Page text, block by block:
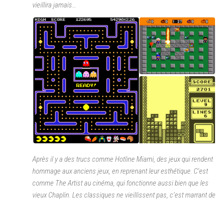
vieillira jamais…
Après il y a des trucs comme Hotline Miami, des jeux qui rendent
hommage aux anciens jeux, en reprenant leur esthétique. C’est
comme The Artist au cinéma, qui fonctionne aussi bien que les
vieux Chaplin. Les classiques ne vieillissent pas, c’est marrant de